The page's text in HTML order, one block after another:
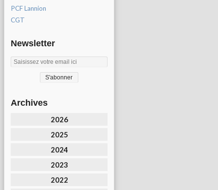
PCF Lannion
CGT
Newsletter
Archives
2026
2025
2024
2023
2022